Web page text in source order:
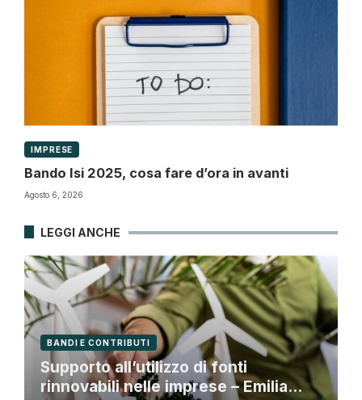
IMPRESE
Bando Isi 2025, cosa fare d’ora in avanti
Agosto 6, 2026
LEGGI ANCHE
BANDI E CONTRIBUTI
Supporto all’utilizzo di fonti
rinnovabili nelle imprese – Emilia